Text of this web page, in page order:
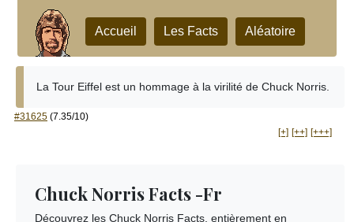
Accueil Les Facts Aléatoire
La Tour Eiffel est un hommage à la virilité de Chuck Norris.
#31625 (7.35/10)
[+] [++] [+++]
Chuck Norris Facts -Fr
Découvrez les Chuck Norris Facts, entièrement en